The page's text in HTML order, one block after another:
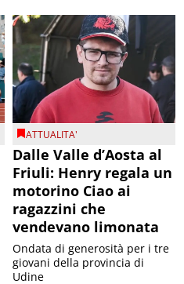
ATTUALITA'
Dalle Valle d’Aosta al
Friuli: Henry regala un
motorino Ciao ai
ragazzini che
vendevano limonata
Ondata di generosità per i tre
giovani della provincia di
Udine